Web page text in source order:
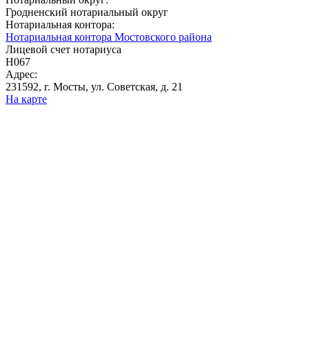
Гродненский нотариальный округ
Нотариальная контора:
Нотариальная контора Мостовского района
Лицевой счет нотариуса
Н067
Адрес:
231592, г. Мосты, ул. Советская, д. 21
На карте